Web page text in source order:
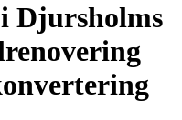
Djursholms